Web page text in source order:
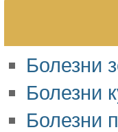
Болезни
Болезни
Болезни